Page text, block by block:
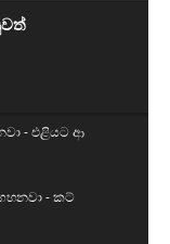
- එළියට ආ
- කට්